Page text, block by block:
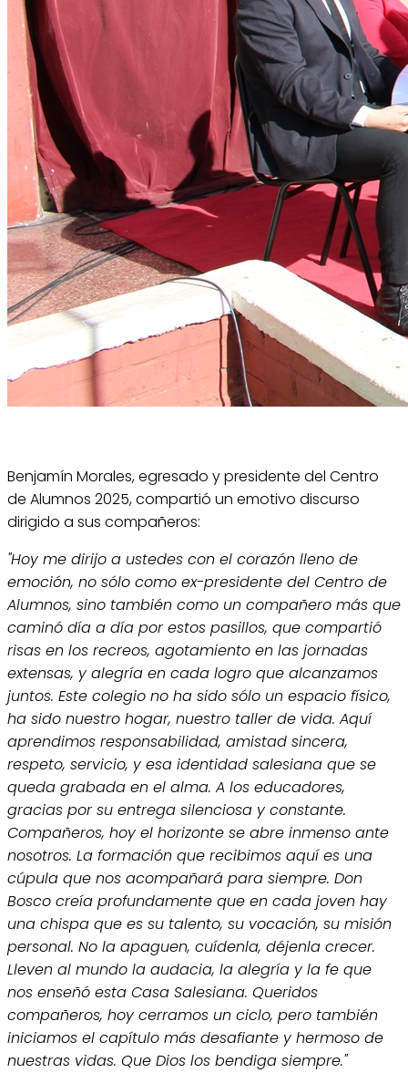
Benjamín Morales, egresado y presidente del Centro
de Alumnos 2025, compartió un emotivo discurso
dirigido a sus compañeros:
"Hoy me dirijo a ustedes con el corazón lleno de
emoción, no sólo como ex-presidente del Centro de
Alumnos, sino también como un compañero más que
caminó día a día por estos pasillos, que compartió
risas en los recreos, agotamiento en las jornadas
extensas, y alegría en cada logro que alcanzamos
juntos. Este colegio no ha sido sólo un espacio físico,
ha sido nuestro hogar, nuestro taller de vida. Aquí
aprendimos responsabilidad, amistad sincera,
respeto, servicio, y esa identidad salesiana que se
queda grabada en el alma. A los educadores,
gracias por su entrega silenciosa y constante.
Compañeros, hoy el horizonte se abre inmenso ante
nosotros. La formación que recibimos aquí es una
cúpula que nos acompañará para siempre. Don
Bosco creía profundamente que en cada joven hay
una chispa que es su talento, su vocación, su misión
personal. No la apaguen, cuídenla, déjenla crecer.
Lleven al mundo la audacia, la alegría y la fe que
nos enseñó esta Casa Salesiana. Queridos
compañeros, hoy cerramos un ciclo, pero también
iniciamos el capítulo más desafiante y hermoso de
nuestras vidas. Que Dios los bendiga siempre."